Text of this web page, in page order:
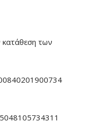
κατάθεση των